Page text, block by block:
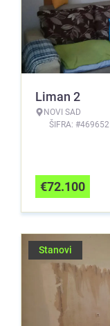
Liman 2
NOVI SAD
ŠIFRA: #469652
€72.100
Stanovi